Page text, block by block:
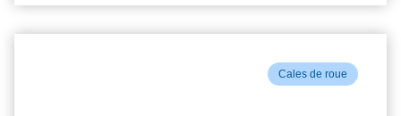
Cales de roue